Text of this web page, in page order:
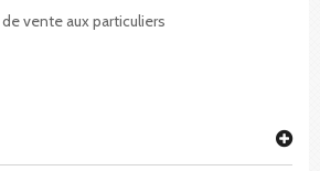
vente aux particuliers